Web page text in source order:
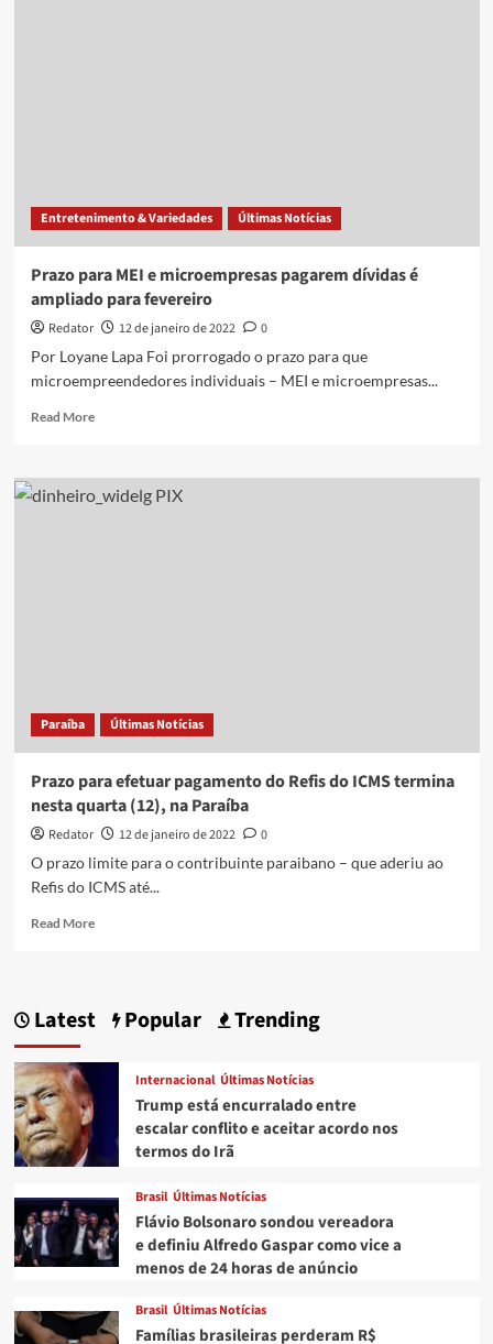
Entretenimento & Variedades Últimas Notícias
Prazo para MEI e microempresas pagarem dívidas é
ampliado para fevereiro
Redator 12 de janeiro de 2022
0
Por Loyane Lapa Foi prorrogado o prazo para que
microempreendedores individuais – MEI e microempresas...
Read MoreRead
Prazo
para
Paraíba Últimas Notícias
Prazo para efetuar pagamento do Refis do ICMS termina
nesta quarta (12), na Paraíba
Redator 12 de janeiro de 2022
0
O prazo limite para o contribuinte paraibano – que aderiu ao
Refis do ICMS até...
Read MoreRead
efetuar
do
do
termina
nesta
(12),
na
Paraíba
Latest Popular Trending
Internacional Últimas Notícias
Trump está encurralado entre
escalar conflito e aceitar acordo nos
termos do Irã
Brasil Últimas Notícias
Flávio Bolsonaro sondou vereadora
e definiu Alfredo Gaspar como vice a
menos de 24 horas de anúncio
Brasil Últimas Notícias
Famílias brasileiras perderam R$